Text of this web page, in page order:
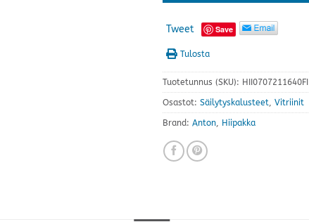
Tweet Save
Tulosta
Tuotetunnus (SKU): HII0707211640FI
Osastot: Säilytyskalusteet Vitriinit
Brand: Anton Hiipakka